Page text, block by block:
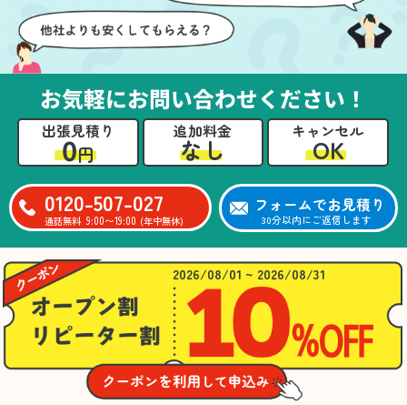
お気軽にお問い合わせください！
出張見積り
0円
追加料金
なし
キャンセル
OK
0120-507-027
通話無料 9:00〜19:00 (年中無休)
フォームでお見積り
30分以内にご返信します
2026/08/01 ~ 2026/08/31